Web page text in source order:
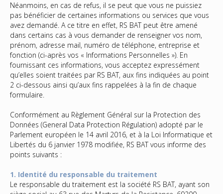
Néanmoins, en cas de refus, il se peut que vous ne puissiez
pas bénéficier de certaines informations ou services que vous
avez demandé. A ce titre en effet, RS BAT peut être amené
dans certains cas à vous demander de renseigner vos nom,
prénom, adresse mail, numéro de téléphone, entreprise et
fonction (ci-après vos « Informations Personnelles »). En
fournissant ces informations, vous acceptez expressément
qu’elles soient traitées par RS BAT, aux fins indiquées au point
2 ci-dessous ainsi qu’aux fins rappelées à la fin de chaque
formulaire.
Conformément au Règlement Général sur la Protection des
Données (General Data Protection Régulation) adopté par le
Parlement européen le 14 avril 2016, et à la Loi Informatique et
Libertés du 6 janvier 1978 modifiée, RS BAT vous informe des
points suivants :
1. Identité du responsable du traitement
Le responsable du traitement est la société RS BAT, ayant son